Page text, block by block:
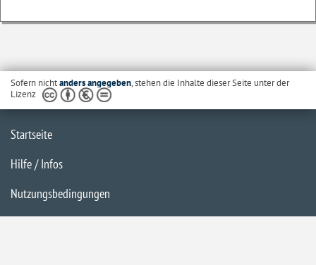
Sofern nichtanders angegeben, stehen die Inhalte dieser Seite unter der
Lizenz
Startseite
Hilfe / Infos
Nutzungsbedingungen